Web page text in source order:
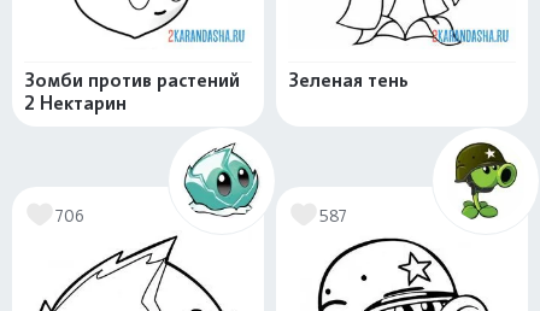
Зомби против растений
2 Нектарин
Зеленая тень
706 587